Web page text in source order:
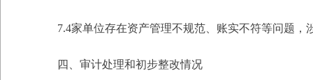
7.4家单位存在资产管理不规范、账实不符等问题，
四、审计处理和初步整改情况